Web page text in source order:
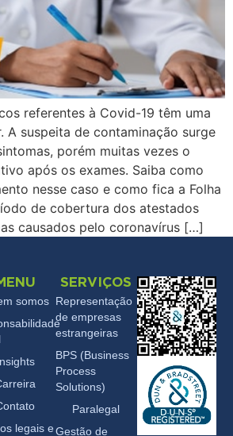
referentes à Covid-19 têm uma
A suspeita de contaminação surge
porém muitas vezes o
após os exames. Saiba como
nesse caso e como fica a Folha
de cobertura dos atestados
causados pelo coronavírus […]
somos
legais e
SERVIÇOS
Representação
de empresas
estrangeiras
BPS (Business
Process
Solutions)
Paralegal
Gestão de